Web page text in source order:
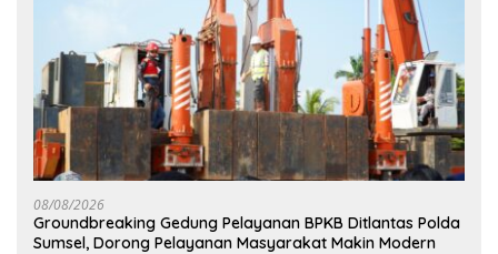
08/08/2026
Groundbreaking Gedung Pelayanan BPKB Ditlantas Polda
Sumsel, Dorong Pelayanan Masyarakat Makin Modern